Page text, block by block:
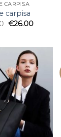
CARPISA
carpisa
€26.00